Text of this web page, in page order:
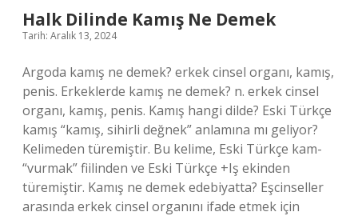
Halk Dilinde Kamış Ne Demek
Tarih: Aralık 13, 2024
Argoda kamış ne demek? erkek cinsel organı, kamış,
penis. Erkeklerde kamış ne demek? n. erkek cinsel
organı, kamış, penis. Kamış hangi dilde? Eski Türkçe
kamış “kamış, sihirli değnek” anlamına mı geliyor?
Kelimeden türemiştir. Bu kelime, Eski Türkçe kam-
“vurmak” fiilinden ve Eski Türkçe +Iş ekinden
türemiştir. Kamış ne demek edebiyatta? Eşcinseller
arasında erkek cinsel organını ifade etmek için